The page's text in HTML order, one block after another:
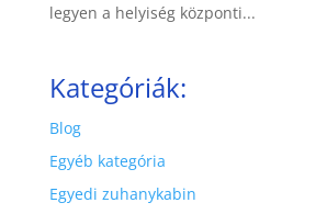
legyen a helyiség központi...
Kategóriák:
Blog
Egyéb kategória
Egyedi zuhanykabin